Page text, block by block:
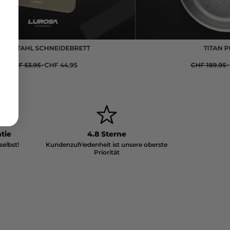
SCHNEIDEBRETT
53.95-CHF 44.95
TITAN
CHF 189.95-
4.8 Sterne
Kundenzufriedenheit ist unsere oberste
Priorität